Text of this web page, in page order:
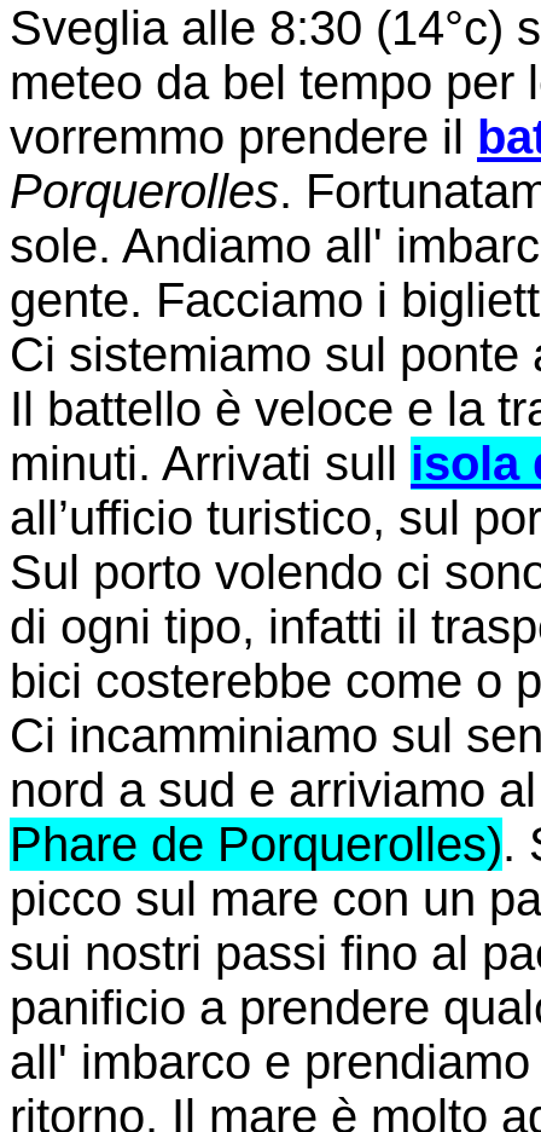
Sveglia alle 8:30 (14°c)
meteo da bel tempo per
vorremmo prendere il
Porquerolles.
sole. Andiamo all'
gente. Facciamo i
Ci sistemiamo sul
Il battello è veloce e la
minuti. Arrivati sull isola
all’ufficio turistico, sul
Sul porto volendo ci
di ogni tipo, infatti il
bici costerebbe come o
Ci incamminiamo sul
nord a sud e arriviamo
Phare de Porquerolles).
picco sul mare con un
sui nostri passi fino al
panificio a prendere
all' imbarco e
ritorno. Il mare è molto